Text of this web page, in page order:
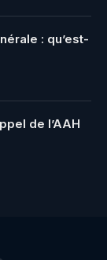
: qu’est-
de l’AAH